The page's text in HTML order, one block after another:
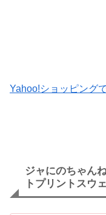
Yahoo!ショッピング
ジャにのちゃん
トプリントスウ